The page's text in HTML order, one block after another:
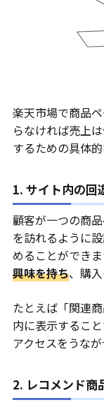
楽天市場で商品
らなければ売上
するための具体
1. サイト内の回
顧客が一つの商
を訪れるように
めることができ
興味を持ち、購
たとえば「関連
内に表示するこ
アクセスをうなが
2. レコメンド商